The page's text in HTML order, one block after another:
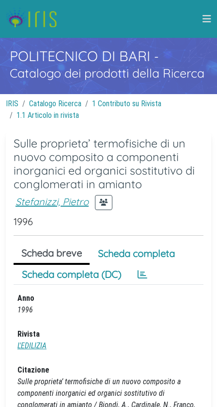
POLITECNICO DI BARI -
Catalogo dei prodotti della Ricerca
IRIS Catalogo Ricerca
1 Contributo su Rivista
1.1 Articolo in rivista
Sulle proprieta’ termofisiche di un
nuovo composito a componenti
inorganici ed organici sostitutivo di
conglomerati in amianto
Stefanizzi, Pietro
1996
Scheda breve
Scheda completa
Scheda completa (DC)
Anno
1996
Rivista
L'EDILIZIA
Citazione
Sulle proprieta’ termofisiche di un nuovo composito a
componenti inorganici ed organici sostitutivo di
conglomerati in amianto / Biondi, A., Cardinale, N., Franco,